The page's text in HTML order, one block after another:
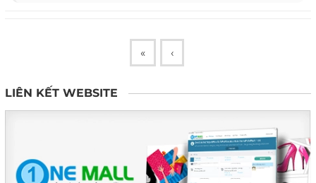
« ‹
LIÊN KẾT WEBSITE